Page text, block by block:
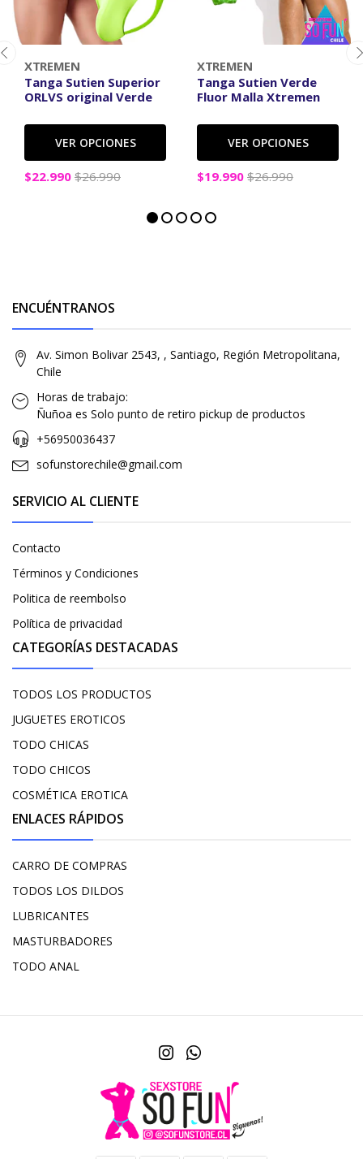
XTREMEN
Tanga Sutien Superior
ORLVS original Verde
VER OPCIONES
$22.990 $26.990
XTREMEN
Tanga Sutien Verde
Fluor Malla Xtremen
VER OPCIONES
$19.990 $26.990
ENCUÉNTRANOS
Av. Simon Bolivar 2543, , Santiago, Región Metropolitana,
Chile
Horas de trabajo:
Ñuñoa es Solo punto de retiro pickup de productos
+56950036437
sofunstorechile@gmail.com
SERVICIO AL CLIENTE
Contacto
Términos y Condiciones
Politica de reembolso
Política de privacidad
CATEGORÍAS DESTACADAS
TODOS LOS PRODUCTOS
JUGUETES EROTICOS
TODO CHICAS
TODO CHICOS
COSMÉTICA EROTICA
ENLACES RÁPIDOS
CARRO DE COMPRAS
TODOS LOS DILDOS
LUBRICANTES
MASTURBADORES
TODO ANAL